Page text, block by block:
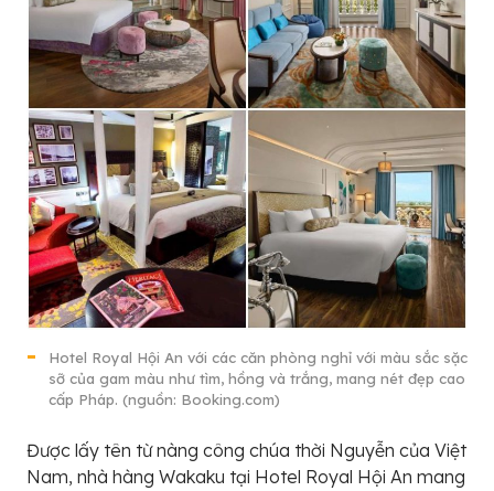
Hotel Royal Hội An với các căn phòng nghỉ với màu sắc sặc
sỡ của gam màu như tìm, hồng và trắng, mang nét đẹp cao
cấp Pháp. (nguồn: Booking.com)
Được lấy tên từ nàng công chúa thời Nguyễn của Việt
Nam, nhà hàng Wakaku tại Hotel Royal Hội An mang